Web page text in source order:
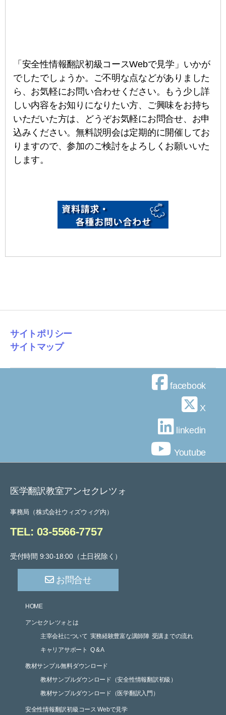
「安全性情報翻訳初級コースWebで見学」いかが
でしたでしょうか。ご不明な点などがありました
ら、お気軽にお問い合わせください。もう少し詳
しい内容をお知りになりたい方、ご興味をお持ち
いただいた方は、どうぞお気軽にお問合せ、お申
込みください。無料説明会は定期的に開催してお
りますので、参加のご検討をよろしくお願いいた
します。
サイトポリシー
サイトマップ
facebook
X
linkedin
Youtube
医学翻訳教室アンセクレツォ
事務局（株式会社ウィズウィグ内）
TEL: 03-5566-7757
受付時間 9:30-18:00（土日祝除く）
お問合せ
HOME
アンセクレツォとは
主宰会社について 実務経験豊富な講師陣 受講までの流れ
キャリアサポート Q & A
教材サンプル無料ダウンロード
教材サンプルダウンロード（安全性情報翻訳初級）
教材サンプルダウンロード（医学翻訳入門）
安全性情報翻訳初級コース Webで見学